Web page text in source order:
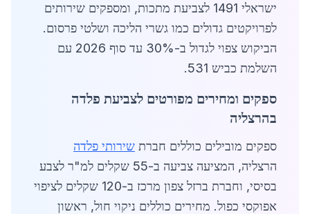
ישראלי 1491 לצביעת מתכות, ומספקים שירותים
לפרויקטים גדולים כמו גשרי הליכה ושלטי פרסום.
הביקוש צפוי לגדול ב-30% עד סוף 2026 עם
השלמת כביש 531.
ספקים ומחירים מפורטים לצביעת פלדה
בהרצליה
ספקים מובילים כוללים חברת שירותי פלדה
הרצליה, המציעה צביעה ב-55 שקלים למ"ר לצבע
בסיסי, וחברת ברזל צפון מרכז ב-120 שקלים לציפוי
אפוקסי כפול. מחירים כוללים ניקוי חול, ראשון